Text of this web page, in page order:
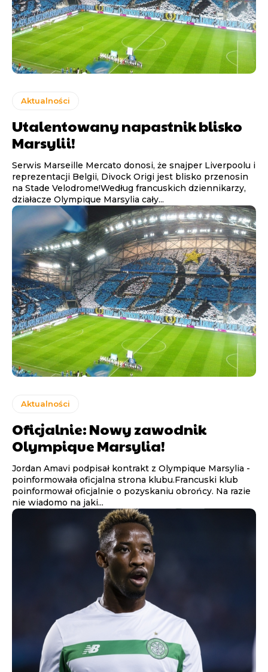
Aktualności
Utalentowany napastnik blisko
Marsylii!
Serwis Marseille Mercato donosi, że snajper Liverpoolu i
reprezentacji Belgii, Divock Origi jest blisko przenosin
na Stade Velodrome!Według francuskich dziennikarzy,
działacze Olympique Marsylia cały...
Aktualności
Oficjalnie: Nowy zawodnik
Olympique Marsylia!
Jordan Amavi podpisał kontrakt z Olympique Marsylia -
poinformowała oficjalna strona klubu.Francuski klub
poinformował oficjalnie o pozyskaniu obrońcy. Na razie
nie wiadomo na jaki...